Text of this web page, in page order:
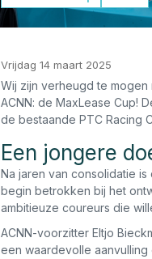
Vrijdag 14 maart 2025
Wij zijn verheugd te
ACNN: de MaxLease Cup!
de bestaande PTC Racing
Een jongere
Na jaren van consolidatie
begin betrokken bij het
ambitieuze coureurs die
ACNN-voorzitter Eltjo
een waardevolle